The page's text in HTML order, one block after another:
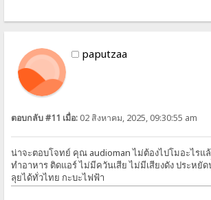
paputzaa
ตอบกลับ #11 เมื่อ: 02 สิงหาคม, 2025, 09:30:55 am
น่าจะตอบโจทย์ คุณ audioman ไม่ต้องไปโมอะไรแ
ทำอาหาร ติดแอร์ ไม่มีควันเสีย ไม่มีเสียงดัง ประหยั
ลุยได้ทั่วไทย กะบะไฟฟ้า